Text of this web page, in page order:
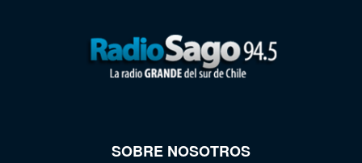
SOBRE NOSOTROS